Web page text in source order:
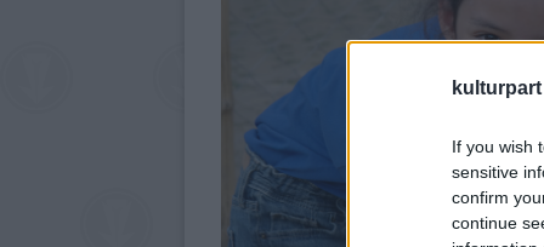
kulturpart
If you wish
sensitive
confirm
continue